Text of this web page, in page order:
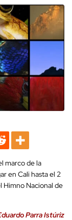
marco de la
en Cali hasta el 2
Himno Nacional de
Parra Istúriz